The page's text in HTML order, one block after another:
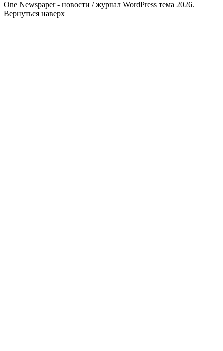
One Newspaper - новости / журнал WordPress тема 2026.
Вернуться наверх